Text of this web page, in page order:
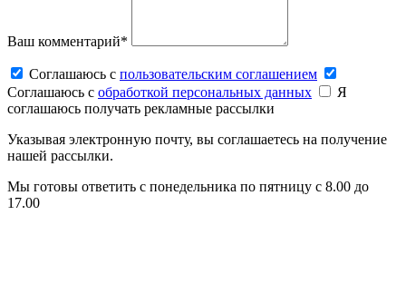
Ваш комментарий*
Соглашаюсь c пользовательским соглашением
Соглашаюсь c обработкой персональных данных
Я
соглашаюсь получать рекламные рассылки
Указывая электронную почту, вы соглашаетесь на получение
нашей рассылки.
Мы готовы ответить с понедельника по пятницу с 8.00 до
17.00